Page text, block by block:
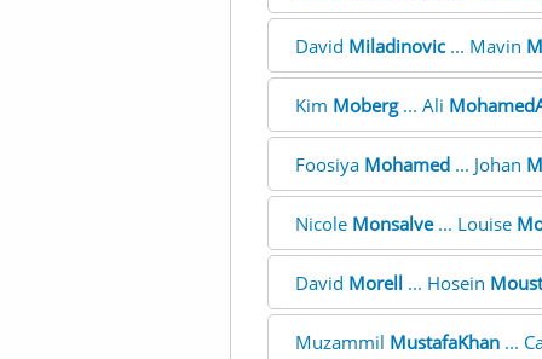
David Miladinovic... Mavin
Kim Moberg... Ali
Foosiya Mohamed... Johan
Nicole Monsalve... Louise
David Morell ... Hosein
Muzammil MustafaKhan...